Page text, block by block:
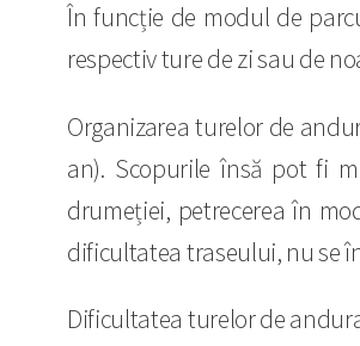
În funcție de modul de
respectiv ture de zi sau de
Organizarea turelor de
an). Scopurile însă pot fi
drumeției, petrecerea în
dificultatea traseului, nu se
Dificultatea turelor de